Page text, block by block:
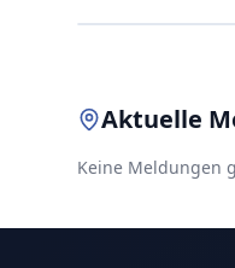
Aktuelle
Keine Meldungen